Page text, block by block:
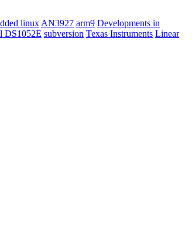
linuxAN3927 arm9 Developments in
DS1052E subversion Texas Instruments Linear